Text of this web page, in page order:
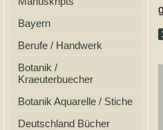
Bayern
Berufe / Handwerk
Botanik /
Kraeuterbuecher
Botanik Aquarelle / Stiche
Deutschland Bücher